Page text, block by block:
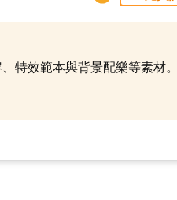
特效範本與背景配樂等素材。